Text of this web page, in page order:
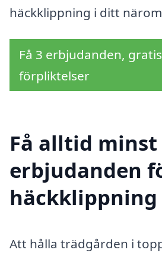
häckklippning i ditt
Få 3 erbjudanden,
förpliktelser
Få alltid minst
erbjudanden
häckklippning
Att hålla trädgården i